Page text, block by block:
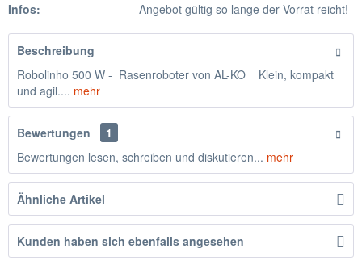
Infos:
Angebot gültig so lange der Vorrat reicht!
Beschreibung
Robolinho 500 W - Rasenroboter von AL-KO Klein, kompakt
und agil.... mehr
Bewertungen
1
Bewertungen lesen, schreiben und diskutieren... mehr
Ähnliche Artikel
Kunden haben sich ebenfalls angesehen